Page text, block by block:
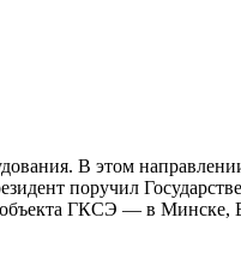
В этом
поручил
объекта ГКСЭ — в Минске,